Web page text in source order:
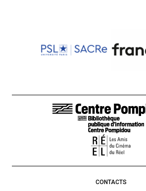
LIENS DE BAS DE PAGE
CONTACTS